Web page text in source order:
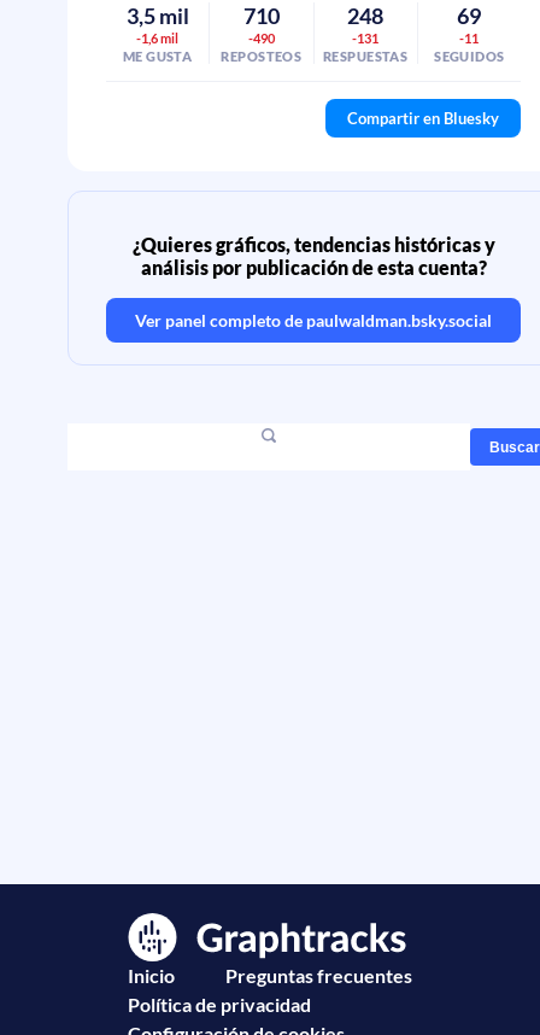
3,5 mil
-1,6 mil
ME GUSTA
710
-490
REPOSTEOS
248
-131
RESPUESTAS
69
-11
SEGUIDOS
Compartir en Bluesky
¿Quieres gráficos, tendencias históricas y
análisis por publicación de esta cuenta?
Ver panel completo de paulwaldman.bsky.social
Buscar
Inicio
Preguntas frecuentes
Política de privacidad